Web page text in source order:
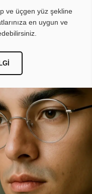
ve üçgen yüz şekline
en uygun ve